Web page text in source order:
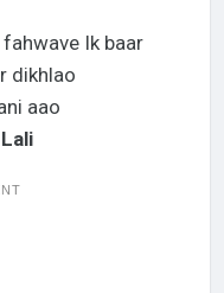
Ik baar
dikhlao
aao